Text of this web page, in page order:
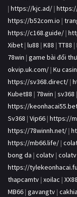
| https://kjc.ad/ |
https://b52com.io |
https://c168.guide/ |
Xibet | lu88 | K88 | TT88 |
78win | game bài đổi
okvip.uk.com/ | Ku
https://sv368.direct/ |
Kubet88 | 78win | sv368 |
https://
Sv368 | Vip66 | https://
https://78winnh.net/ |
https://mb66.life/ |
bong da | colatv |
https://
thapcamtv | xoilac | XX88
MB66 | gavangtv |